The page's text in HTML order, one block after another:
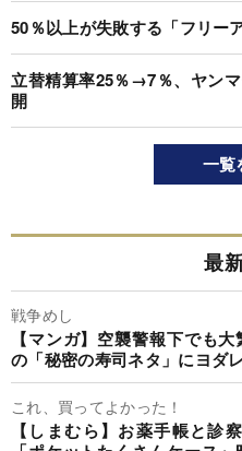
50％以上が失敗する「フリー
立替精算率25％→7％、ヤン
開
一覧
最
戦争めし
【マンガ】空襲警報下でも
の「秘密の寿司ネタ」にヨダ
これ、買ってよかった！
【しまむら】お薬手帳と診